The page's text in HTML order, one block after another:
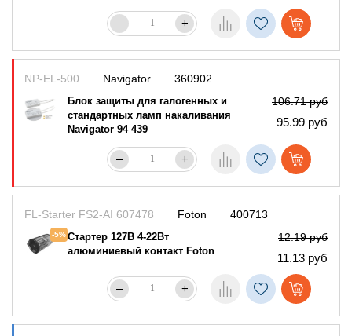
– +
360902
NP-EL-500
Блок защиты для галогенных и
стандартных ламп накаливания
Navigator 94 439
106.71 руб
95.99 руб
Navigator
– +
400713
FL-Starter FS2-AI 607478
-5%Стартер 127В 4-22Вт
алюминиевый контакт Foton
12.19 руб
11.13 руб
Foton
– +